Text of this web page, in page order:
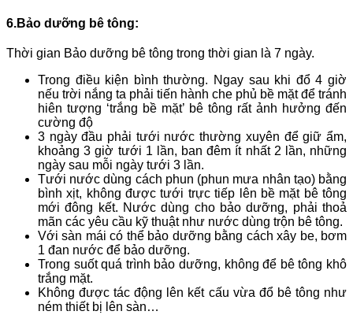
6.Bảo dưỡng bê tông:
Thời gian Bảo dưỡng bê tông trong thời gian là 7 ngày.
Trong điều kiện bình thường. Ngay sau khi đổ 4 giờ
nếu trời nắng ta phải tiến hành che phủ bề mặt để tránh
hiên tượng ‘trắng bề mặt’ bê tông rất ảnh hưởng đến
cường độ
3 ngày đầu phải tưới nước thường xuyên để giữ ẩm,
khoảng 3 giờ tưới 1 lần, ban đêm ít nhất 2 lần, những
ngày sau mỗi ngày tưới 3 lần.
Tưới nước dùng cách phun (phun mưa nhân tạo) bằng
bình xịt, không được tưới trực tiếp lên bề mặt bê tông
mới đông kết. Nước dùng cho bảo dưỡng, phải thoả
mãn các yêu cầu kỹ thuật như nước dùng trộn bê tông.
Với sàn mái có thể bảo dưỡng bằng cách xây be, bơm
1 đan nước để bảo dưỡng.
Trong suốt quá trình bảo dưỡng, không để bê tông khô
trắng mặt.
Không được tác động lên kết cấu vừa đổ bê tông như
ném thiết bị lên sàn…